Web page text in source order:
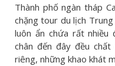
Thành phố ngàn tháp
chặng tour du lịch
luôn ẩn chứa rất nhiều
chân đến đây đều
riêng, những khao khát